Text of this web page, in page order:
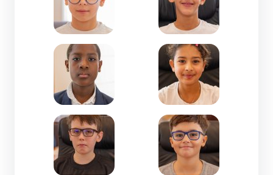
Zoom de l'image Nasime ALI HOUMADI-CM2-
Zoom de l'image Nayssa
Zoom de l'image Noah BERTRAND NANU-CM2-
Zoom de l'image